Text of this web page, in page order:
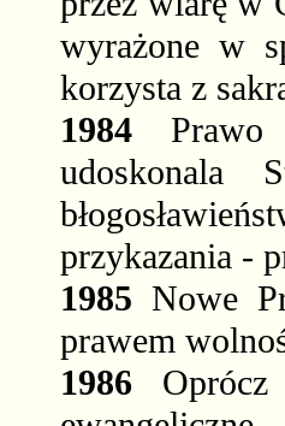
wyrażone w
korzysta z
1984
udoskonala
przykazania -
1985 Nowe
prawem
1986